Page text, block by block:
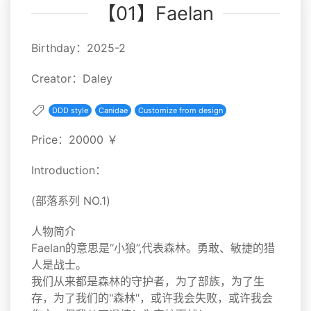
【01】Faelan
Birthday：2025-2
Creator：Daley
DDD style Canidae Customize from design
Price：20000 ￥
Introduction：
(部落系列 NO.1)
人物简介
Faelan的意思是“小狼”,代表森林。勇敢、敏捷的猎
人是战士。
我们从来都是森林的守护者，为了部族，为了生
存，为了我们的"森林"，或许我会失败，或许我会